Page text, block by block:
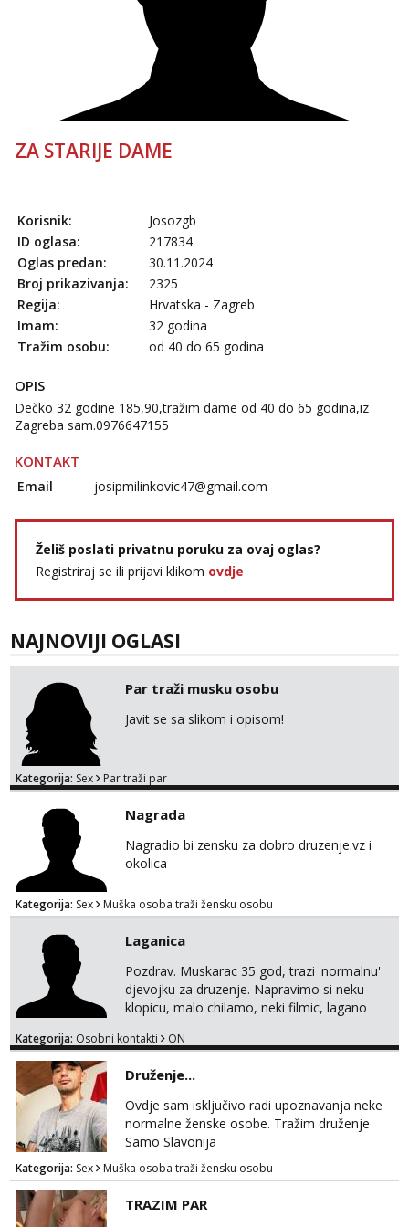
Obavijesti me kada se oslobodi
Anđela
Čekam tvoj poziv!
064/677-677
tel:0,93€ - mob:1,12€ min
ZA STARIJE DAME
Korisnik:
Josozgb
ID oglasa:
217834
Oglas predan:
30.11.2024
Broj prikazivanja:
2325
Regija:
Hrvatska - Zagreb
Imam:
32 godina
Tražim osobu:
od 40 do 65 godina
OPIS
Dečko 32 godine 185,90,tražim dame od 40 do 65 godina,iz
Zagreba sam.0976647155
KONTAKT
Email josipmilinkovic47@gmail.com
Želiš poslati privatnu poruku za ovaj oglas?
Registriraj se ili prijavi klikom ovdje
NAJNOVIJI OGLASI
Par traži musku osobu
Javit se sa slikom i opisom!
Kategorija: Sex Par traži par
Nagrada
Nagradio bi zensku za dobro druzenje.vz i
okolica
Kategorija: Sex Muška osoba traži žensku osobu
Laganica
Pozdrav. Muskarac 35 god, trazi 'normalnu'
djevojku za druzenje. Napravimo si neku
klopicu, malo chilamo, neki filmic, lagano
pretjerano bitan koliko iznutra. Bucke se
brundo xD Budi pristojna i dobra, za sve
ostale cemo lako. Zagreb.
Kategorija: Osobni kontakti ON
Druženje...
Ovdje sam isključivo radi upoznavanja neke
normalne ženske osobe. Tražim druženje
Samo Slavonija
Kategorija: Sex Muška osoba traži žensku osobu
TRAZIM PAR